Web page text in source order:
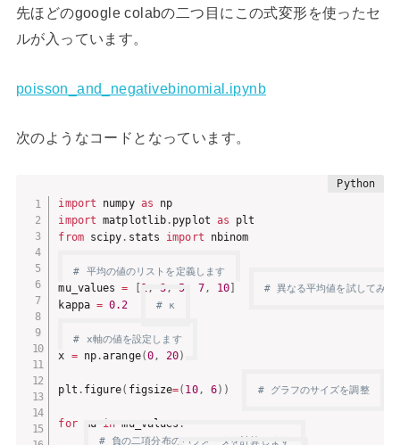
先ほどのgoogle colabの二つ目にこの式変形を使ったセ
ルが入っています。
poisson_and_negativebinomial.ipynb
次のようなコードとなっています。
import numpy as
import matplotlib . pyplot as
from scipy . stats import nbinom
# 平均の値のリストを定義します
mu_values = 1, 3, 5 7, 10 # 異なる平均値を試してみま
kappa = 0.2 # κ
# x軸の値を設定します
x = np .arange(0, 20)
plt . figure( figsize=( 10, 6) ) # グラフのサイズを調整
for mu in mu_values :
# 負の二項分布のパラメータを計算します